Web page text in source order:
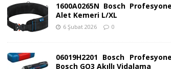
1600A0265N Bosch
Alet Kemeri L/XL
6 Şubat 2026 0
06019H2201 Bosch
Bosch GO3 Akıllı Vidalama